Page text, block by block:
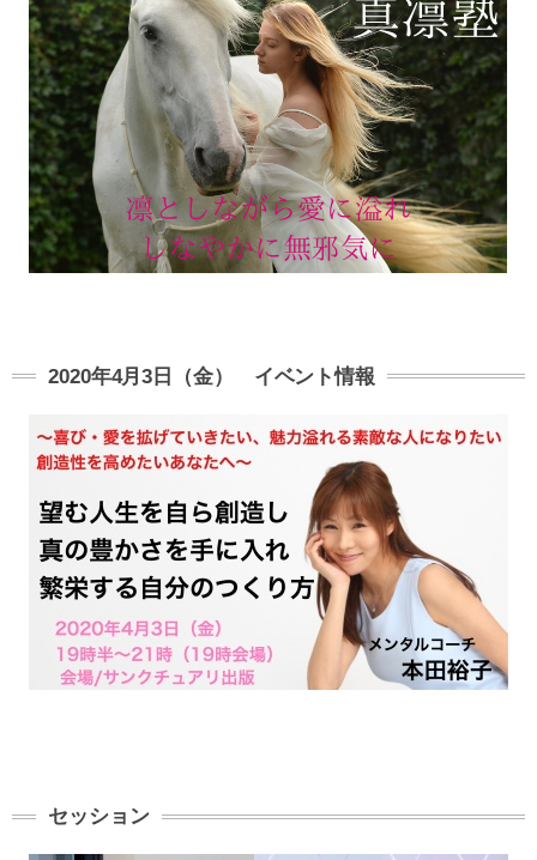
2020年4月3日（金） イベント情報
セッション